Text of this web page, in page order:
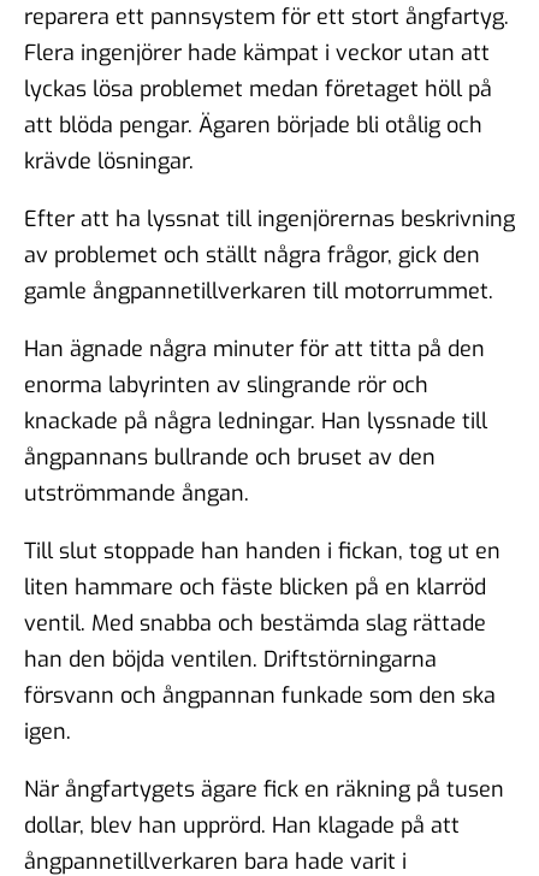
reparera ett pannsystem för ett stort ångfartyg.
Flera ingenjörer hade kämpat i veckor utan att
lyckas lösa problemet medan företaget höll på
att blöda pengar. Ägaren började bli otålig och
krävde lösningar.
Efter att ha lyssnat till ingenjörernas beskrivning
av problemet och ställt några frågor, gick den
gamle ångpannetillverkaren till motorrummet.
Han ägnade några minuter för att titta på den
enorma labyrinten av slingrande rör och
knackade på några ledningar. Han lyssnade till
ångpannans bullrande och bruset av den
utströmmande ångan.
Till slut stoppade han handen i fickan, tog ut en
liten hammare och fäste blicken på en klarröd
ventil. Med snabba och bestämda slag rättade
han den böjda ventilen. Driftstörningarna
försvann och ångpannan funkade som den ska
igen.
När ångfartygets ägare fick en räkning på tusen
dollar, blev han upprörd. Han klagade på att
ångpannetillverkaren bara hade varit i